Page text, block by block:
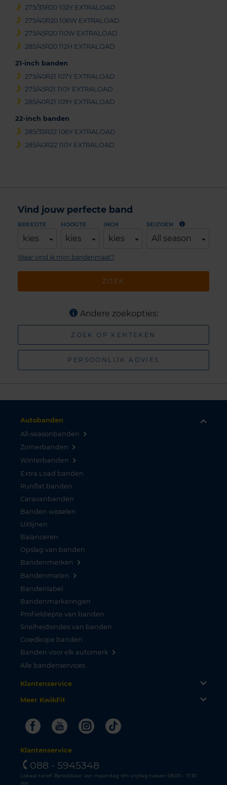
275/35R20 102Y EXTRALOAD
275/40R20 106W EXTRALOAD
275/45R20 110W EXTRALOAD
285/45R20 112H EXTRALOAD
21-inch banden
275/40R21 107Y EXTRALOAD
275/45R21 110Y EXTRALOAD
285/40R21 109Y EXTRALOAD
22-inch banden
285/35R22 106Y EXTRALOAD
285/40R22 110Y EXTRALOAD
Vind jouw perfecte band
BREEDTE
kies
HOOGTE
kies
INCH
kies
SEIZOEN
All season
ZOEK
Waar vind ik mijn bandenmaat?
Andere zoekopties:
ZOEK OP KENTEKEN
PERSOONLIJK ADVIES
Autobanden
All-seasonbanden
Zomerbanden
Winterbanden
Extra Load banden
Runflat banden
Caravanbanden
Banden wisselen
Uitlijnen
Balanceren
Opslag van banden
Bandenmerken
Bandenmaten
Bandenlabel
Bandenmarkeringen
Profieldiepte van banden
Snelheidsindex van banden
Goedkope banden
Banden voor elk automerk
Alle bandenservices
Klantenservice
Meer KwikFit
FacebookYoutubeInstagram
Tiktok
Klantenservice
088 - 5945348
Lokaal tarief. Bereikbaar van maandag t/m vrijdag tussen 08.00 - 17.30
uur.